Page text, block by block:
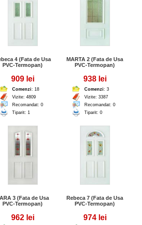
4 (Fata de Usa
PVC-Termopan)
909 lei
Comenzi: 18
Vizite: 4809
Recomandat: 0
Tiparit: 1
MARTA 2 (Fata de Usa
PVC-Termopan)
938 lei
Comenzi: 3
Vizite: 3387
Recomandat: 0
Tiparit: 0
3 (Fata de Usa
PVC-Termopan)
962 lei
Rebeca 7 (Fata de Usa
PVC-Termopan)
974 lei